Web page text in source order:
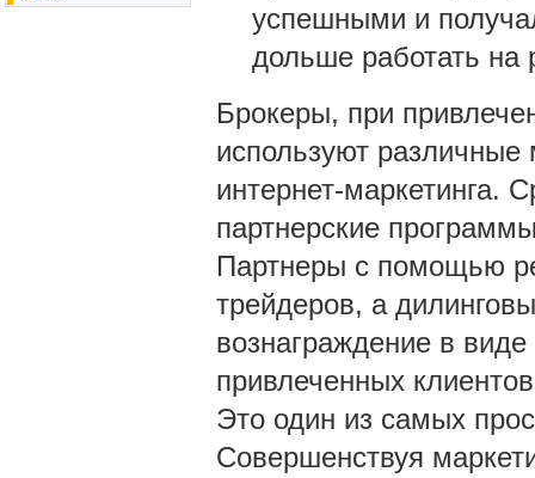
успешными и
дольше работать на
Брокеры, при
используют
интернет-маркетинга.
партнерские
Партнеры с помощью
трейдеров, а
вознаграждение в виде
привлеченных
Это один из самых
Совершенствуя